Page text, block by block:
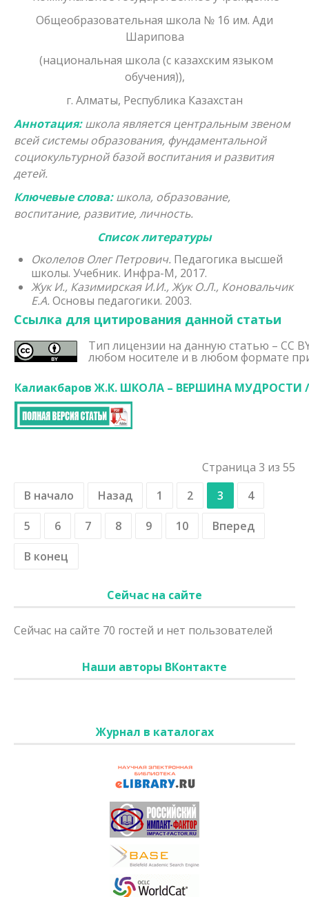
Общеобразовательная школа № 16 им. Ади
Шарипова
(национальная школа (с казахским языком
обучения)),
г. Алматы, Республика Казахстан
Аннотация:школа является центральным звеном
всей системы образования, фундаментальной
социокультурной базой воспитания и развития
детей.
Ключевые слова:школа, образование,
воспитание, развитие, личность.
Список литературы
Околелов Олег Петрович. Педагогика высшей
школы. Учебник. Инфра-М, 2017.
ЖукИ., Казимирская И.И., Жук О.Л., Коновальчик
Е.А. Основы педагогики. 2003.
Ссылка для цитирования данной статьи
Тип лицензии на данную статью – CC
любом носителе и в любом формате
Калиакбаров Ж.К. ШКОЛА – ВЕРШИНА МУДРОСТИ
Страница 3 из 55
В начало
Назад 1 2 3
4
5
6 7 8 9 10
Вперед
В конец
Сейчас на сайте
Сейчас на сайте 70 гостей и нет пользователей
Наши авторы ВКонтакте
Журнал в каталогах